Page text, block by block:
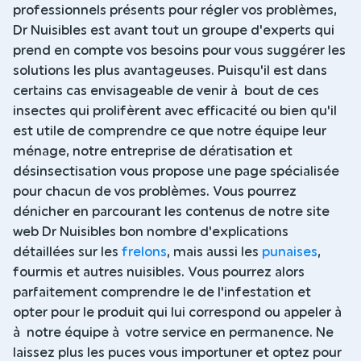
professionnels présents pour régler vos problèmes,
Dr Nuisibles est avant tout un groupe d'experts qui
prend en compte vos besoins pour vous suggérer les
solutions les plus avantageuses. Puisqu'il est dans
certains cas envisageable de venir à bout de ces
insectes qui prolifèrent avec efficacité ou bien qu'il
est utile de comprendre ce que notre équipe leur
ménage, notre entreprise de dératisation et
désinsectisation vous propose une page spécialisée
pour chacun de vos problèmes. Vous pourrez
dénicher en parcourant les contenus de notre site
web Dr Nuisibles bon nombre d'explications
détaillées sur les frelons, mais aussi les punaises,
fourmis et autres nuisibles. Vous pourrez alors
parfaitement comprendre le de l'infestation et
opter pour le produit qui lui correspond ou appeler à
à notre équipe à votre service en permanence. Ne
laissez plus les puces vous importuner et optez pour